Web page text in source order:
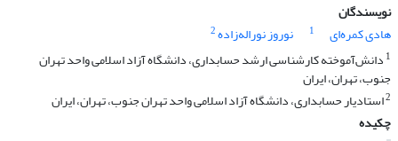
نویسندگان
هادی کمره‌ای
1 نوروز نوراله‌زاده2
1 دانش‌آموخته کارشناسی ارشد حسابداری، دانشگاه آزاد اسلامی واحد تهران
جنوب، تهران، ایران
2استادیار حسابداری، دانشگاه آزاد اسلامی واحد تهران جنوب، تهران، ایران
چکیده